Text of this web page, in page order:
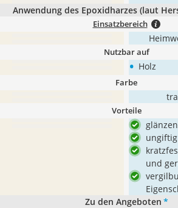
Anwendung des Epoxidharzes (laut
Einsatzbereich
Nutzbar auf
• Holz
Farbe
Vorteile
ungiftig
und
Zu den Angeboten *